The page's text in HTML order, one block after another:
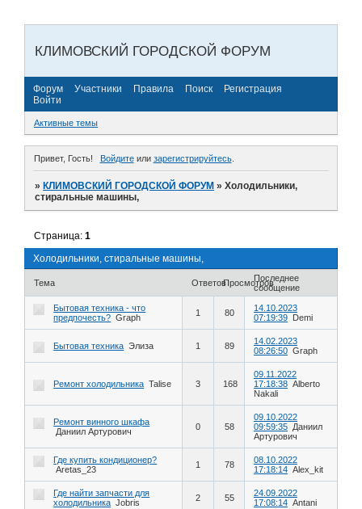
КЛИМОВСКИЙ ГОРОДСКОЙ ФОРУМ
Форум Участники Правила Поиск
Регистрация
Войти
Активные темы
Привет, Гость! Войдитеили зарегистрируйтесь.
»КЛИМОВСКИЙ ГОРОДСКОЙ ФОРУМ »Холодильники,
стиральные машины,
Холодильники, стиральные машины,
Страница:1
Тема ОтветовПросмотровПоследнее
сообщение
Бытовая техника - что
предпочесть? Graph 1 80
14.10.2023
07:19:39
Demi
Бытовая техника Элиза 1 89
14.02.2023
08:26:50 Graph
Ремонт холодильника Talise 3 168
09.11.2022
17:18:38 Alberto
Nakali
Ремонт винного шкафа
Даниил Артурович
0 58
09.10.2022
09:59:35 Даниил
Артурович
Где купить кондиционер?
Aretas_23
1 78
08.10.2022
17:18:14 Alex_kit
Где найти запчасти для
холодильника Jobris 2 55
24.09.2022
17:08:14 Antani